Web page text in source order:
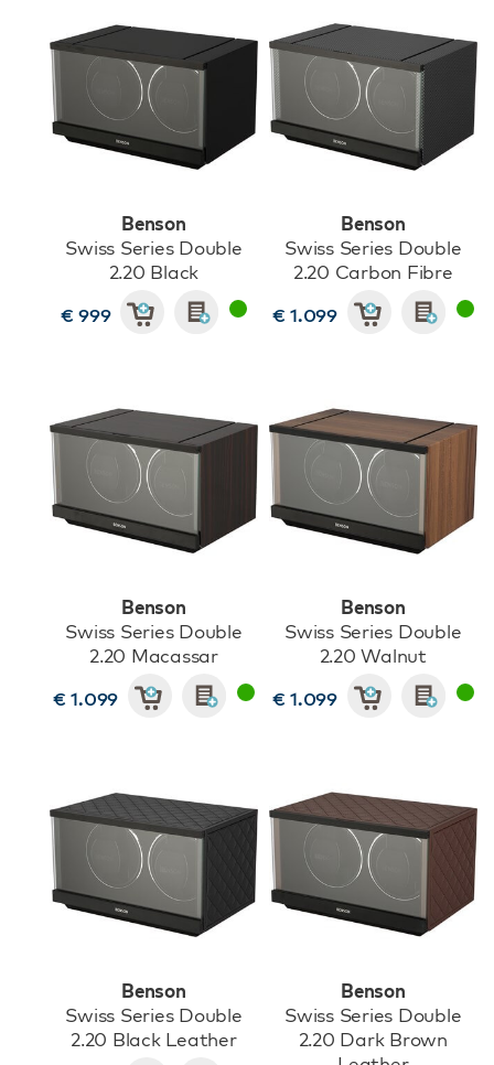
Benson
Swiss Series Double
2.20 Black
€ 999
Benson
Swiss Series Double
2.20 Carbon Fibre
€ 1.099
Benson
Swiss Series Double
2.20 Macassar
€ 1.099
Benson
Swiss Series Double
2.20 Walnut
€ 1.099
Benson
Swiss Series Double
2.20 Black Leather
Benson
Swiss Series Double
2.20 Dark Brown